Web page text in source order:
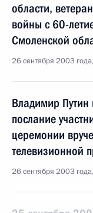
области,
войны с 60-
Смоленской
26 сентября 2003
Владимир Путин
послание
церемонии
телевизионной
26 сентября 2003